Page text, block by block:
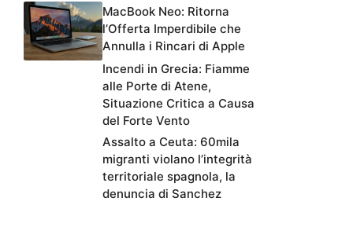
MacBook Neo: Ritorna
l’Offerta Imperdibile che
Annulla i Rincari di Apple
Incendi in Grecia: Fiamme
alle Porte di Atene,
Situazione Critica a Causa
del Forte Vento
Assalto a Ceuta: 60mila
migranti violano l’integrità
territoriale spagnola, la
denuncia di Sanchez